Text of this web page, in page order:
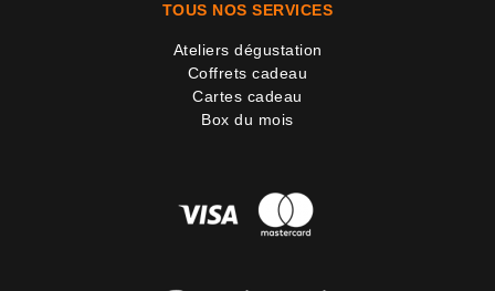
TOUS NOS SERVICES
Ateliers dégustation
Coffrets cadeau
Cartes cadeau
Box du mois